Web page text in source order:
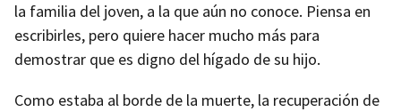
la familia del joven, a la que aún no conoce. Piensa en
escribirles, pero quiere hacer mucho más para
demostrar que es digno del hígado de su hijo.
Como estaba al borde de la muerte, la recuperación de